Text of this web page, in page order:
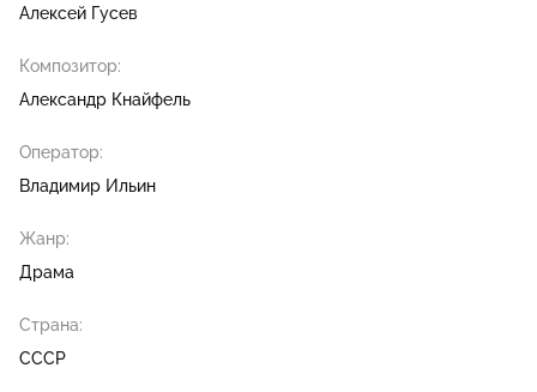
Алексей Гусев
Композитор:
Александр Кнайфель
Оператор:
Владимир Ильин
Жанр:
Драма
Страна:
СССР